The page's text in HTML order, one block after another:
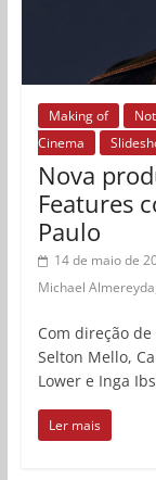
Making of
Cinema
Nova
Features
Paulo
14 de maio de
Michael Almereyda
Com direção
Selton Mello,
Lower e Inga
Ler mais